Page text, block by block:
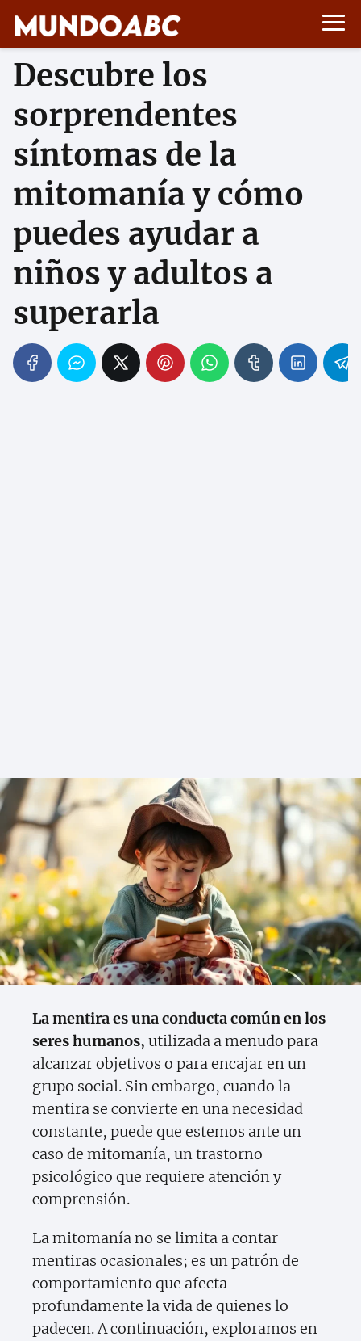
Descubre los
sorprendentes
síntomas de la
mitomanía y cómo
puedes ayudar a
niños y adultos a
superarla
La mentira es una conducta común en los
seres humanos, utilizada a menudo para
alcanzar objetivos o para encajar en un
grupo social. Sin embargo, cuando la
mentira se convierte en una necesidad
constante, puede que estemos ante un
caso de mitomanía, un trastorno
psicológico que requiere atención y
comprensión.
La mitomanía no se limita a contar
mentiras ocasionales; es un patrón de
comportamiento que afecta
profundamente la vida de quienes lo
padecen. A continuación, exploramos en